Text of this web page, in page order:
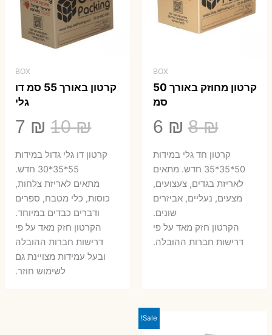
BOX
קרטון מחוזק באורך 50
סמ
8₪
המחיר
המקורי
היה:
8 ₪.
6 ₪
הנוכחיקרטון חד גלי במידות
50*35*35 חדש. מתאים
לאריזת בגדים, צעצועים,
מצעים, נעליים, אביזרים
שונים.
הקרטון חזק מאד על פי
דרישות חברות ההובלה.
BOX
קרטון באורך 55 סמ דו
גלי
10₪
היה:
10 ₪.
7 ₪
7 ₪.
קרטון דו גלי גדול במידות
55*35*30 חדש.
מתאים לאריזת צלחות,
כוסות, כלי מטבח, ספרים
ודברים כבדים במיוחד.
הקרטון חזק מאד על פי
דרישות חברות ההובלה
ובעל עמידות מצויינת גם
לשימוש חוזר.
Sale!